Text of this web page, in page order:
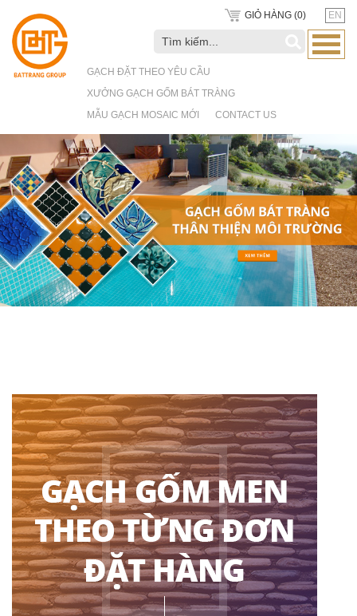
GIỎ HÀNG (0) EN
GẠCH ĐẶT THEO YÊU CẦU
XƯỞNG GẠCH GỐM BÁT TRÀNG
MẪU GẠCH MOSAIC MỚI
CONTACT US